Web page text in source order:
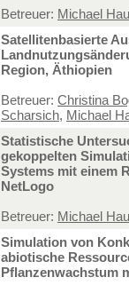
Betreuer: Michael
Satellitenbasierte
Region, Äthiopien
Betreuer: Christina
Scharsich, Michael
Statistische
gekoppelten
Systems mit einem
NetLogo
Betreuer: Michael
Simulation von
abiotische
Pflanzenwachstum